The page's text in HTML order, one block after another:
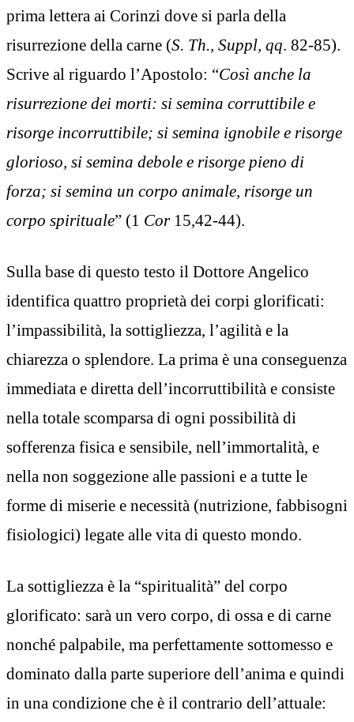
prima lettera ai Corinzi dove si parla della
risurrezione della carne (S. Th., Suppl, qq. 82-85).
Scrive al riguardo l’Apostolo: “Così anche la
risurrezione dei morti: si semina corruttibile e
risorge incorruttibile; si semina ignobile e risorge
glorioso, si semina debole e risorge pieno di
forza; si semina un corpo animale, risorge un
corpo spirituale” (1 Cor15,42-44).
Sulla base di questo testo il Dottore Angelico
identifica quattro proprietà dei corpi glorificati:
l’impassibilità, la sottigliezza, l’agilità e la
chiarezza o splendore. La prima è una conseguenza
immediata e diretta dell’incorruttibilità e consiste
nella totale scomparsa di ogni possibilità di
sofferenza fisica e sensibile, nell’immortalità, e
nella non soggezione alle passioni e a tutte le
forme di miserie e necessità (nutrizione, fabbisogni
fisiologici) legate alle vita di questo mondo.
La sottigliezza è la “spiritualità” del corpo
glorificato: sarà un vero corpo, di ossa e di carne
nonché palpabile, ma perfettamente sottomesso e
dominato dalla parte superiore dell’anima e quindi
in una condizione che è il contrario dell’attuale: